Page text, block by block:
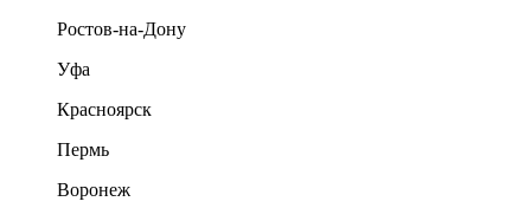
Ростов-на-Дону
Уфа
Красноярск
Пермь
Воронеж